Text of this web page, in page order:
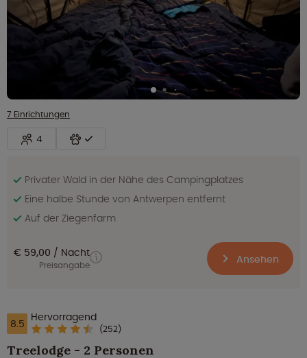
7 Einrichtungen
4
Privater Wald in der Nähe des Campingplatzes
Eine halbe Stunde von Antwerpen entfernt
Auf der Ziegenfarm
€ 59,00 Nacht
Preisangabe Ansehen
8.5 Hervorragend
(252)
Treelodge - 2 Personen